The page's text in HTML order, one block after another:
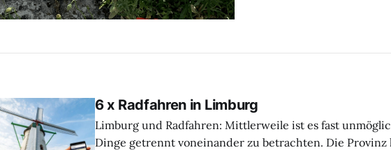
6 x Radfahren in Limburg
Limburg und Radfahren: Mittlerweile ist es fast
Dinge getrennt voneinander zu betrachten. Die Provinz